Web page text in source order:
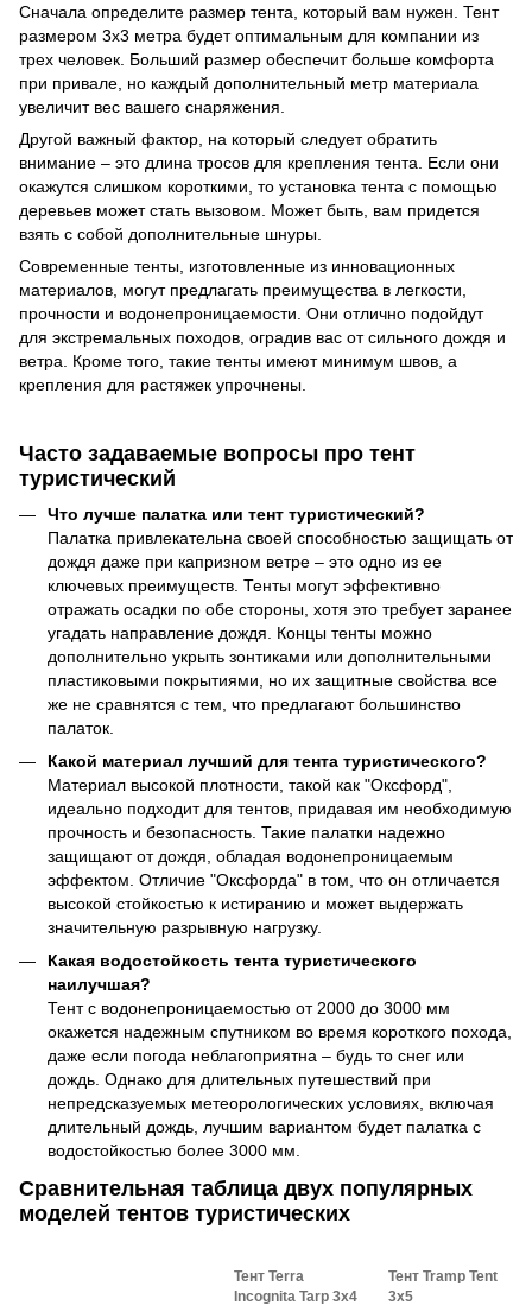
Сначала определите размер тента, который вам нужен. Тент
размером 3х3 метра будет оптимальным для компании из
трех человек. Больший размер обеспечит больше комфорта
при привале, но каждый дополнительный метр материала
увеличит вес вашего снаряжения.
Другой важный фактор, на который следует обратить
внимание – это длина тросов для крепления тента. Если они
окажутся слишком короткими, то установка тента с помощью
деревьев может стать вызовом. Может быть, вам придется
взять с собой дополнительные шнуры.
Современные тенты, изготовленные из инновационных
материалов, могут предлагать преимущества в легкости,
прочности и водонепроницаемости. Они отлично подойдут
для экстремальных походов, оградив вас от сильного дождя и
ветра. Кроме того, такие тенты имеют минимум швов, а
крепления для растяжек упрочнены.
Часто задаваемые вопросы про тент
туристический
Что лучше палатка или тент туристический?
Палатка привлекательна своей способностью защищать от
дождя даже при капризном ветре – это одно из ее
ключевых преимуществ. Тенты могут эффективно
отражать осадки по обе стороны, хотя это требует заранее
угадать направление дождя. Концы тенты можно
дополнительно укрыть зонтиками или дополнительными
пластиковыми покрытиями, но их защитные свойства все
же не сравнятся с тем, что предлагают большинство
палаток.
Какой материал лучший для тента туристического?
Материал высокой плотности, такой как "Оксфорд",
идеально подходит для тентов, придавая им необходимую
прочность и безопасность. Такие палатки надежно
защищают от дождя, обладая водонепроницаемым
эффектом. Отличие "Оксфорда" в том, что он отличается
высокой стойкостью к истиранию и может выдержать
значительную разрывную нагрузку.
Какая водостойкость тента туристического
наилучшая?
Тент с водонепроницаемостью от 2000 до 3000 мм
окажется надежным спутником во время короткого похода,
даже если погода неблагоприятна – будь то снег или
дождь. Однако для длительных путешествий при
непредсказуемых метеорологических условиях, включая
длительный дождь, лучшим вариантом будет палатка с
водостойкостью более 3000 мм.
Сравнительная таблица двух популярных
моделей тентов туристических
Тент Terra
Incognita Tarp 3х4
Тент Tramp Tent
3x5